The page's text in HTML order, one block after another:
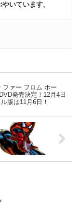
いています。
ファー フロム ホー
発売決定！12月4日
版は11月6日！